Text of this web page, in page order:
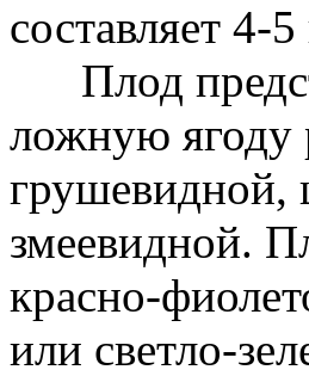
составляет 4-5
Плод
ложную ягоду
грушевидной,
змеевидной.
красно-
или светло-